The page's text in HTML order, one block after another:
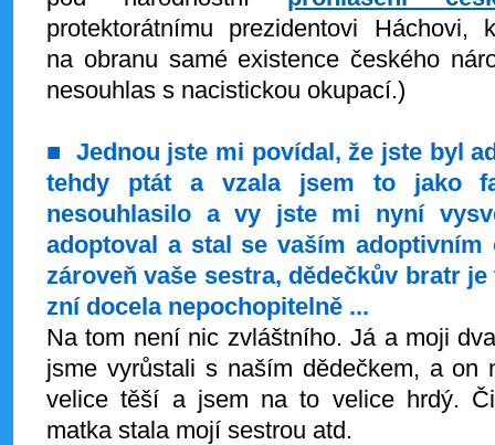
protektorátnímu prezidentovi Háchovi,
na obranu samé existence českého
nesouhlas s nacistickou okupací.)
■ Jednou jste mi povídal, že jste byl
tehdy ptát a vzala jsem to jako
nesouhlasilo a vy jste mi nyní
adoptoval a stal se vaším adoptivním
zároveň vaše sestra, dědečkův bratr
zní docela nepochopitelně ...
Na tom není nic zvláštního. Já a moji
jsme vyrůstali s naším dědečkem, a on
velice těší a jsem na to velice hrdý.
matka stala mojí sestrou atd.